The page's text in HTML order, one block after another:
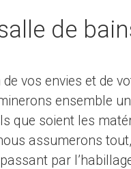
de
vos envies et de
ensemble
que soient les
assumerons
par